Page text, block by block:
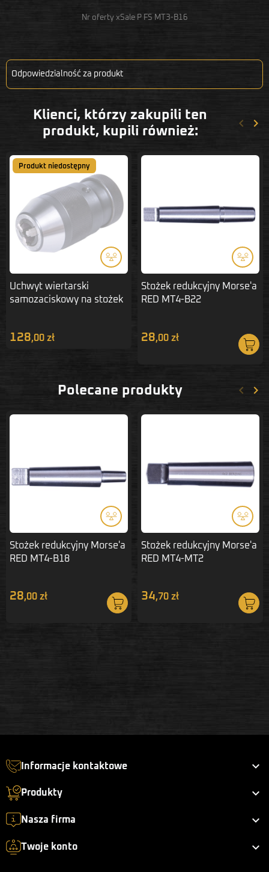
Nr oferty xSale P FS MT3-B16
Odpowiedzialność za produkt
Klienci, którzy zakupili ten
produkt, kupili również:
keyboard_arrow_left keyboard_arrow_right
Produkt niedostępny
Uchwyt wiertarski
samozaciskowy na stożek
128,00 zł
Stożek redukcyjny Morse'a
RED MT4-B22
28,00 zł
Polecane produkty keyboard_arrow_left keyboard_arrow_right
Stożek redukcyjny Morse'a
RED MT4-B18
28,00 zł
Stożek redukcyjny Morse'a
RED MT4-MT2
34,70 zł
Informacje kontaktowe 
Produkty 
Nasza firma 
Twoje konto 